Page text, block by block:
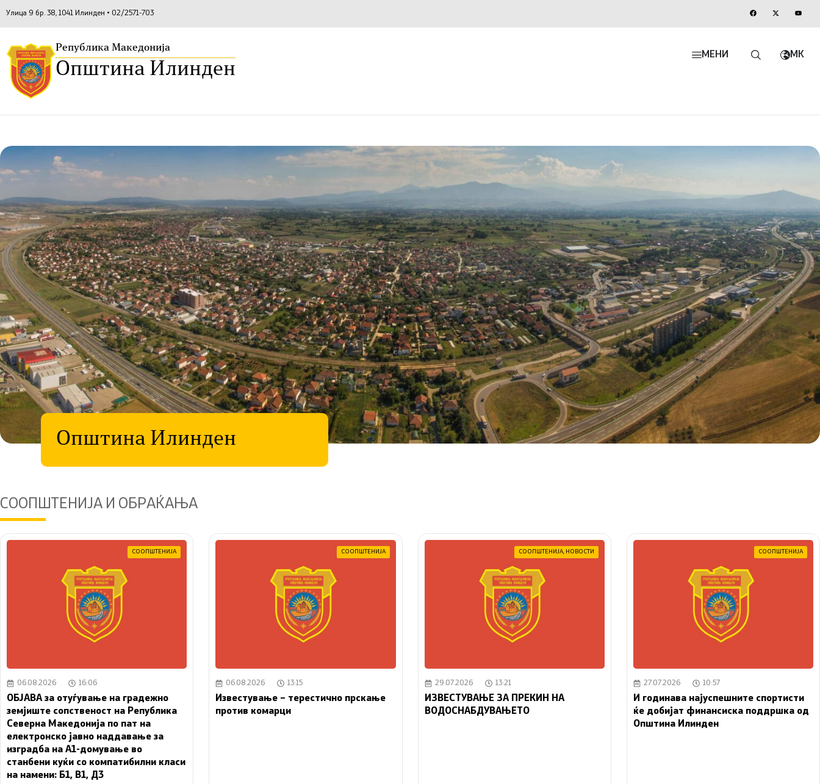
Улица 9 бр. 38, 1041 Илинден • 02/2571-703
Република Македонија
Општина Илинден
МЕНИ MK
Општина Илинден
СООПШТЕНИЈА И ОБРАЌАЊА
СООПШТЕНИЈА
06.08.2026 16:06
ОБЈАВА за отуѓување на градежно
земјиште сопственост на Република
Северна Македонија по пат на
електронско јавно наддавање за
изградба на A1-домување во
станбени куќи со компатибилни класи
на намени: Б1, В1, Д3
СООПШТЕНИЈА
06.08.2026 13:15
Известување – терестично прскање
против комарци
СООПШТЕНИЈА, НОВОСТИ
29.07.2026 13:21
ИЗВЕСТУВАЊЕ ЗА ПРЕКИН НА
ВОДОСНАБДУВАЊЕТО
СООПШТЕНИЈА
27.07.2026 10:57
И годинава најуспешните спортисти
ќе добијат финансиска поддршка од
Општина Илинден